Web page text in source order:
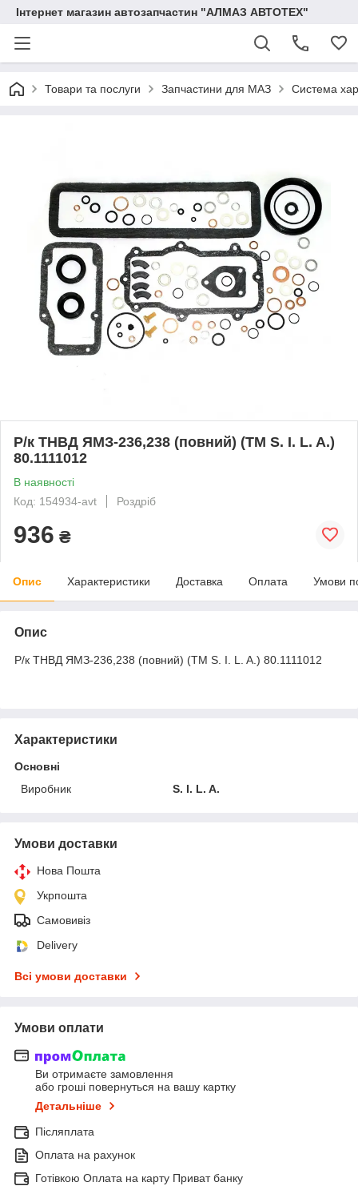
Інтернет магазин автозапчастин "АЛМАЗ АВТОТЕХ"
Товари та послуги Запчастини для МАЗ Система
Р/к ТНВД ЯМЗ-236,238 (повний) (TM S. I. L. A.)
80.1111012
В наявності
Код: 154934-avt
Роздріб
936 ₴
Опис Характеристики Доставка Оплата Умови
Опис
Р/к ТНВД ЯМЗ-236,238 (повний) (TM S. I. L. A.) 80.1111012
Характеристики
Основні
Виробник
S. I. L. A.
Умови доставки
Нова Пошта
Укрпошта
Самовивіз
Delivery
Всі умови доставки
Умови оплати
Ви отримаєте замовлення
або гроші повернуться на вашу картку
Детальніше
Післяплата
Оплата на рахунок
Готівкою Оплата на карту Приват банку